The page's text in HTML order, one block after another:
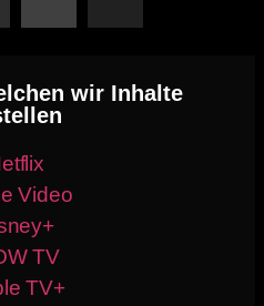
wir Inhalte
Video
TV
TV+